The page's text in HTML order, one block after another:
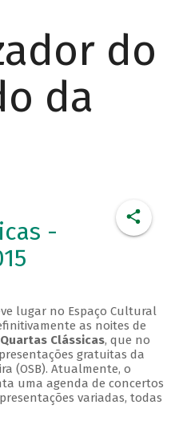
do
da
-
lugar no Espaço Cultural
as noites de
Quartas Clássicas, que no
gratuitas da
(OSB). Atualmente, o
uma agenda de concertos
variadas, todas